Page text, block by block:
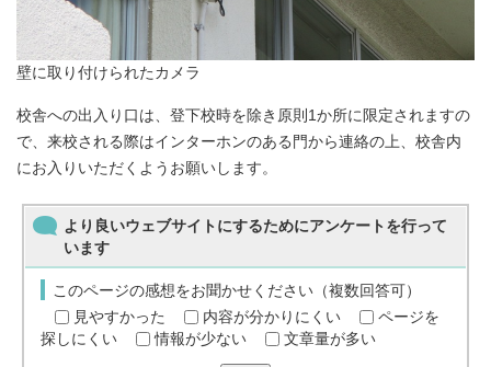
壁に取り付けられたカメラ
校舎への出入り口は、登下校時を除き原則1か所に限定されますの
で、来校される際はインターホンのある門から連絡の上、校舎内
にお入りいただくようお願いします。
より良いウェブサイトにするためにアンケートを行って
います
このページの感想をお聞かせください（複数回答可）
見やすかった
内容が分かりにくい
ページを
探しにくい
情報が少ない 文章量が多い